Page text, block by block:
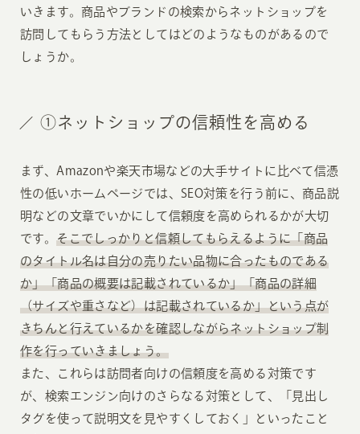
いきます。商品やブランドの検索からネットショップを
訪問してもらう方法としてはどのようなものがあるので
しょうか。
①ネットショップの信頼性を高める
まず、Amazonや楽天市場などの大手サイトに比べて信憑
性の低いホームページでは、SEO対策を行う前に、商品説
明などの文章でいかにして信頼度を高められるかが大切
です。そこでしっかりと信頼してもらえるように「商品
のタイトル名は自分の売りたい品物に合ったものである
か」「商品の概要は記載されているか」「商品の詳細
（サイズや重さなど）は記載されているか」という点が
きちんと行えているかを確認しながらネットショップ制
作を行っていきましょう。
また、これらは訪問者向けの信頼度を高める対策です
が、検索エンジン向けのさらなる対策として、「見出し
タグを使って説明文を見やすくしておく」といったこと